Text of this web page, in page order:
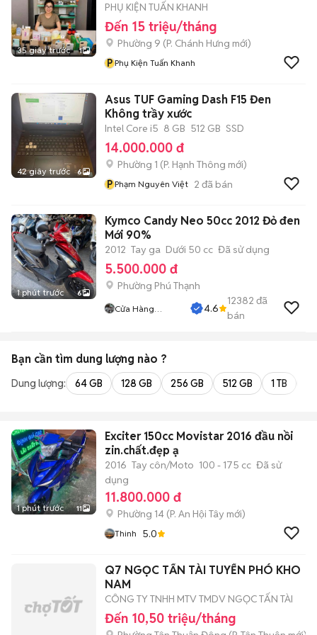
35 giây trước 1
PHỤ KIỆN TUẤN KHANH
Đến 15 triệu/tháng
Phường 9 (P. Chánh Hưng mới)
P Phụ Kiện Tuấn Khanh
42 giây trước 6
Asus TUF Gaming Dash F15 Đen
Không trầy xước
Intel Core i5 8 GB 512 GB SSD
14.000.000 đ
Phường 1 (P. Hạnh Thông mới)
P Phạm Nguyên Việt 2 đã bán
1 phút trước 6
Kymco Candy Neo 50cc 2012 Đỏ đen
Mới 90%
2012 Tay ga Dưới 50 cc Đã sử dụng
5.500.000 đ
Phường Phú Thạnh
Cửa Hàng
4.6
12382 đã
bán
Bạn cần tìm dung lượng nào ?
Dung lượng: 64 GB 128 GB 256 GB 512 GB 1 TB
1 phút trước 11
Exciter 150cc Movistar 2016 đầu nồi
zin.chất.đẹp ạ
2016 Tay côn/Moto 100 - 175 cc Đã sử
dụng
11.800.000 đ
Phường 14 (P. An Hội Tây mới)
Thinh 5.0
Q7 NGỌC TẤN TÀI TUYỂN PHÓ KHO
NAM
CÔNG TY TNHH MTV TMDV NGỌC TẤN TÀI
Đến 10,50 triệu/tháng